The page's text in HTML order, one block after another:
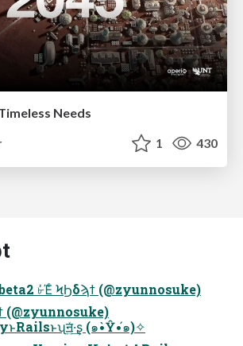
Needs
1 430
৮ͬͯΈͨ ϞϦδϡϯ (@zyunnosuke)
(๑•̀Ŷ•́๑)✧